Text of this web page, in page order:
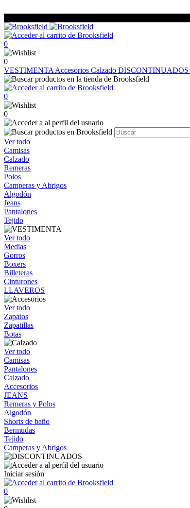
0
0
VESTIMENTA Accesorios Calzado DISCONTINUADOS
0
0
Ver todo
Camisas
Calzado
Remeras
Polos
Camperas y Abrigos
Algodón
Jeans
Pantalones
Tejido
Ver todo
Medias
Gorros
Boxers
Billeteras
Cinturones
LLAVEROS
Ver todo
Zapatos
Zapatillas
Botas
Ver todo
Camisas
Pantalones
Calzado
Accesorios
JEANS
Remeras y Polos
Algodón
Shorts de baño
Bermudas
Tejido
Camperas y Abrigos
Iniciar sesión
0